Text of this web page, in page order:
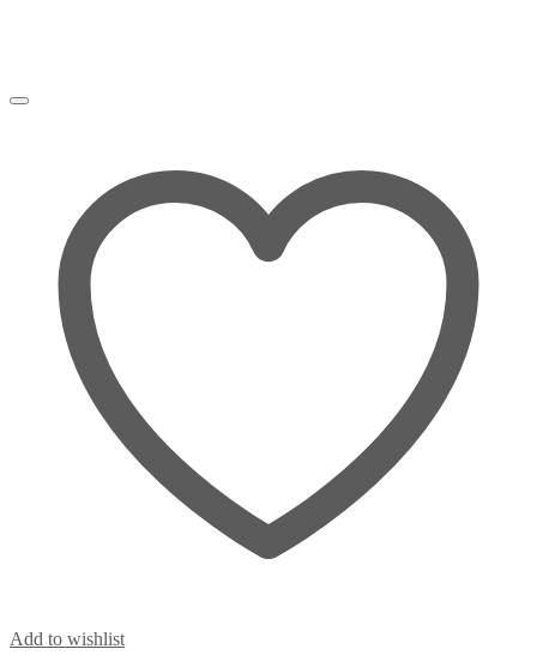
Add to wishlist